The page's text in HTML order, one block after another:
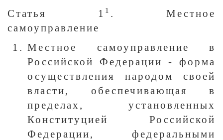
Статья 1 1 . Местное
самоуправление
Местное самоуправление в
Российской Федерации - форма
осуществления народом своей
власти, обеспечивающая в
пределах, установленных
Конституцией Российской
Федерации, федеральными